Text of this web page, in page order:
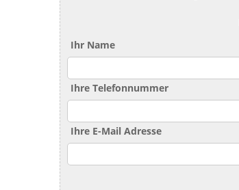
Ihr Name
Ihre Telefonnummer
Ihre E-Mail Adresse